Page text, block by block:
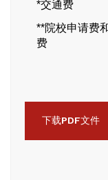
*交通费
**院校申请费
费
下载PDF文件